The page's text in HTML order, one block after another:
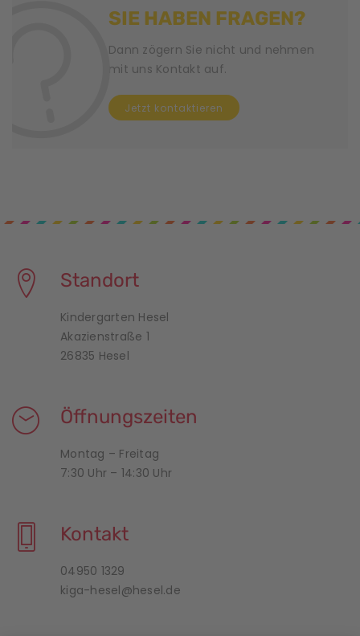
SIE HABEN FRAGEN?
Dann zögern Sie nicht und nehmen
mit uns Kontakt auf.
Jetzt kontaktieren
Standort
Kindergarten Hesel
Akazienstraße 1
26835 Hesel
Öffnungszeiten
Montag – Freitag
7:30 Uhr – 14:30 Uhr
Kontakt
04950 1329
kiga-hesel@hesel.de